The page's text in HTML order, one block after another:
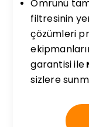
Ömrünü
filtresinin
çözümleri
garantisi ile
sizlere